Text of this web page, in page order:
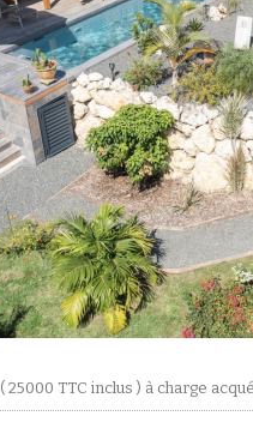
( 25000 TTC inclus ) à charge